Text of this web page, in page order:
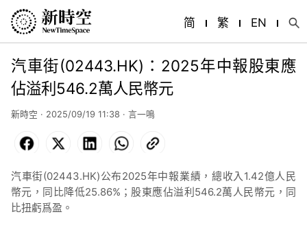
简 繁 EN
汽車街(02443.HK)：2025年中報股東應
佔溢利546.2萬人民幣元
新時空 · 2025/09/19 11:38 · 言一鳴
Facebook LinkedIn WhatsApp
汽車街(02443.HK)公布2025年中報業績，總收入1.42億人民
幣元，同比降低25.86%；股東應佔溢利546.2萬人民幣元，同
比扭虧爲盈。